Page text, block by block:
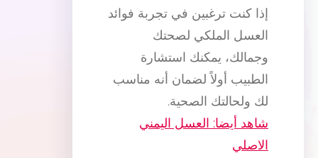
إذا كنت ترغبين في تجربة فوائد
العسل الملكي لصحتك
وجمالك، يمكنك استشارة
الطبيب أولاً لضمان أنه مناسب
لك ولحالتك الصحية.
شاهد أيضا: العسل اليمني
الاصلي